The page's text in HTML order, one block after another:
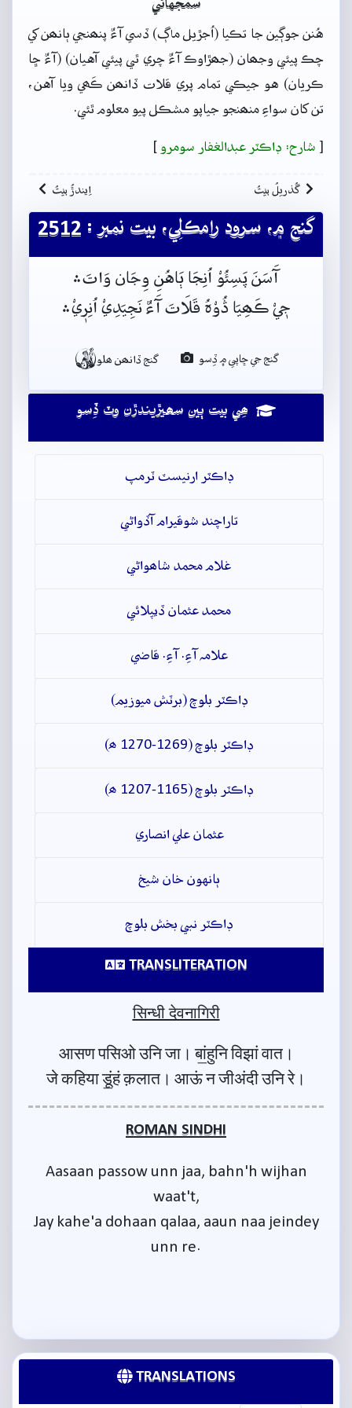
سمجهاڻي
هُنن جوڳين جا تڪيا (اُجڙيل ماڳ) ڏسي آءٌ پنھنجي ٻانھن کي
چڪ پيئي وجھان (جھڙاوڪ آءٌ چري ٿي پيئي آهيان) (آءٌ ڇا
ڪريان) هو جيڪي تمام پري قلات ڏانھن ڪَھي ويا آهن،
تن کان سواءِ منھنجو جياپو مشڪل پيو معلوم ٿئي.
[ شارح: ڊاڪٽر عبدالغفار سومرو ]
گُذريلُ بيتُ اِيندڙُ بيتُ
گنج ۾، سرود رامڪلِي، بيت نمبر : 2512
آَسَنَ پَسِئُوْ اُنِجَا ٻَاهُنِ وِجَان وَاتَ﮶
جٖيْ ڪَھِيَا ڎُوْہُ قَلَاتَ آَءٌ نَجِيَدِيْ اُنِرٖيْ﮶
گنج جي ڇاپي ۾ ڏِسو گنج ڏانھن ھلو
ھِي بيت ٻين سھيڙيندڙن وٽ ڏِسو
ڊاڪٽر ارنيسٽ ٽرمپ
تاراچند شوقيرام آڏواڻي
غلام محمد شاھواڻي
محمد عثمان ڏيپلائي
علامہ آءِ. آءِ. قاضي
ڊاڪٽر بلوچ (برٽش ميوزيم)
ڊاڪٽر بلوچ (1269-1270 ھ)
ڊاڪٽر بلوچ (1165-1207 ھ)
عثمان علي انصاري
ٻانهون خان شيخ
ڊاڪٽر نبي بخش بلوچ
TRANSLITERATION
सिन्धी देवनागिरी
आसण पसिओ उनि जा। बां॒हुनि विझां वात।
जे कहिया डूं॒हं क़लात। आऊं न जीअंदी उनि रे।
ROMAN SINDHI
Aasaan passow unn jaa, bahn'h wijhan
waat't,
Jay kahe'a dohaan qalaa, aaun naa jeindey
unn re.
TRANSLATIONS